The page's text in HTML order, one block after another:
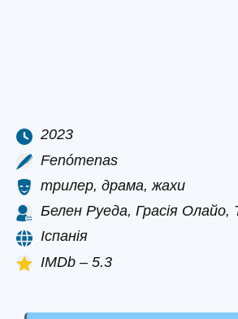
2023
Fenómenas
трилер, драма, жахи
Белен Руеда, Грасія Олайо,
Іспанія
IMDb – 5.3